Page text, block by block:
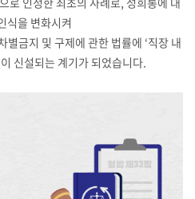
식을 변화시켜
금지 및 구제에 관한 법률에 ‘직장 내
신설되는 계기가 되었습니다.